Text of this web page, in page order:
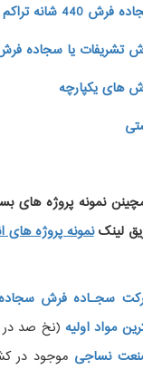
440 شانه تراکم 880
تشریفات یا سجاده
های یکپارچه
نمونه پروژه های
لینکنمونه پروژه
سجـاده فرش سجاده
مواد اولیه (نخ صد در
نساجی موجود در